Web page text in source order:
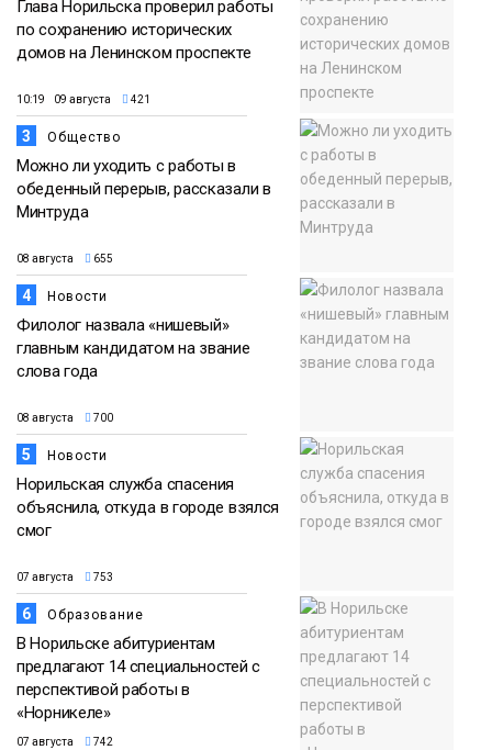
Глава Норильска проверил работы
по сохранению исторических
домов на Ленинском проспекте
10:19 09 августа 421
3 Общество
Можно ли уходить с работы в
обеденный перерыв, рассказали в
Минтруда
08 августа 655
4 Новости
Филолог назвала «нишевый»
главным кандидатом на звание
слова года
08 августа 700
5 Новости
Норильская служба спасения
объяснила, откуда в городе взялся
смог
07 августа 753
6 Образование
В Норильске абитуриентам
предлагают 14 специальностей с
перспективой работы в
«Норникеле»
07 августа 742